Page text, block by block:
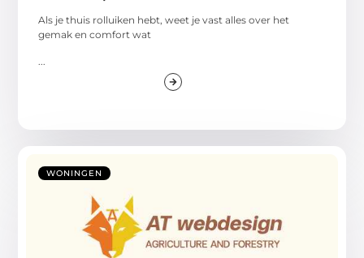
Als je thuis rolluiken hebt, weet je vast alles over het
gemak en comfort wat
WONINGEN